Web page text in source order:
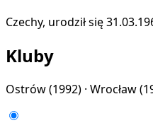
Czechy, urodził się
Kluby
Ostrów(1992) · Wrocław